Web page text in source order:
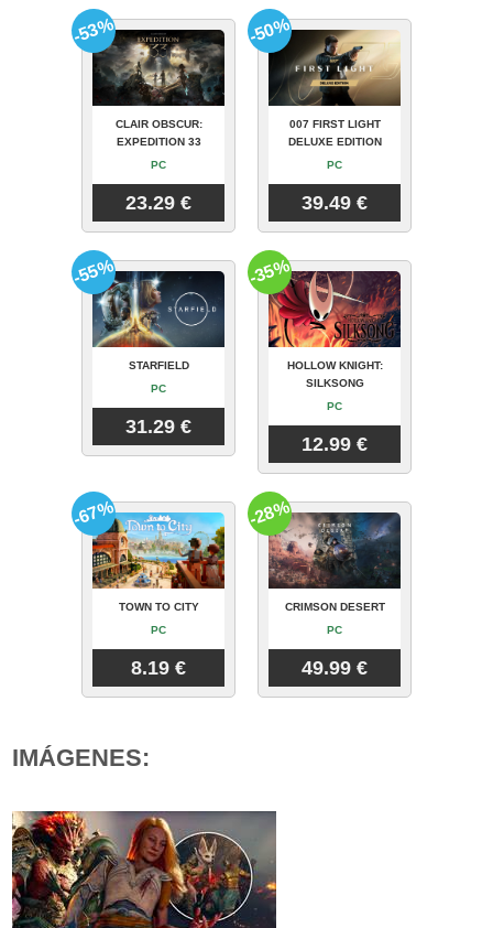
CLAIR OBSCUR:
EXPEDITION 33
PC
23.29 €
-53%
007 FIRST LIGHT
DELUXE EDITION
PC
39.49 €
-50%
STARFIELD
PC
31.29 €
-55%
HOLLOW KNIGHT:
SILKSONG
PC
12.99 €
-35%
TOWN TO CITY
PC
8.19 €
-67%
CRIMSON DESERT
PC
49.99 €
-28%
IMÁGENES: